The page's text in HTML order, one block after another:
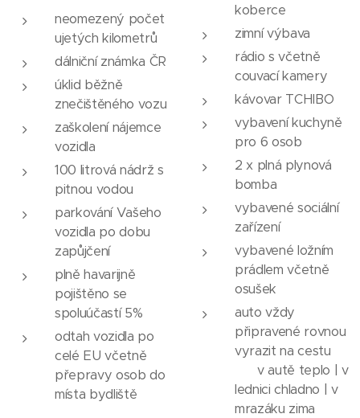
neomezený počet
ujetých kilometrů
dálniční známka ČR
úklid běžně
znečištěného vozu
zaškolení nájemce
vozidla
100 litrová nádrž s
pitnou vodou
parkování Vašeho
vozidla po dobu
zapůjčení
plně havarijně
pojištěno se
spoluúčastí 5%
odtah vozidla po
celé EU včetně
přepravy osob do
místa bydliště
koberce
zimní výbava
rádio s včetně
couvací kamery
kávovar TCHIBO
vybavení kuchyně
pro 6 osob
2 x plná plynová
bomba
vybavené sociální
zařízení
vybavené ložním
prádlem včetně
osušek
auto vždy
připravené rovnou
vyrazit na cestu
v autě teplo | v
lednici chladno | v
mrazáku zima